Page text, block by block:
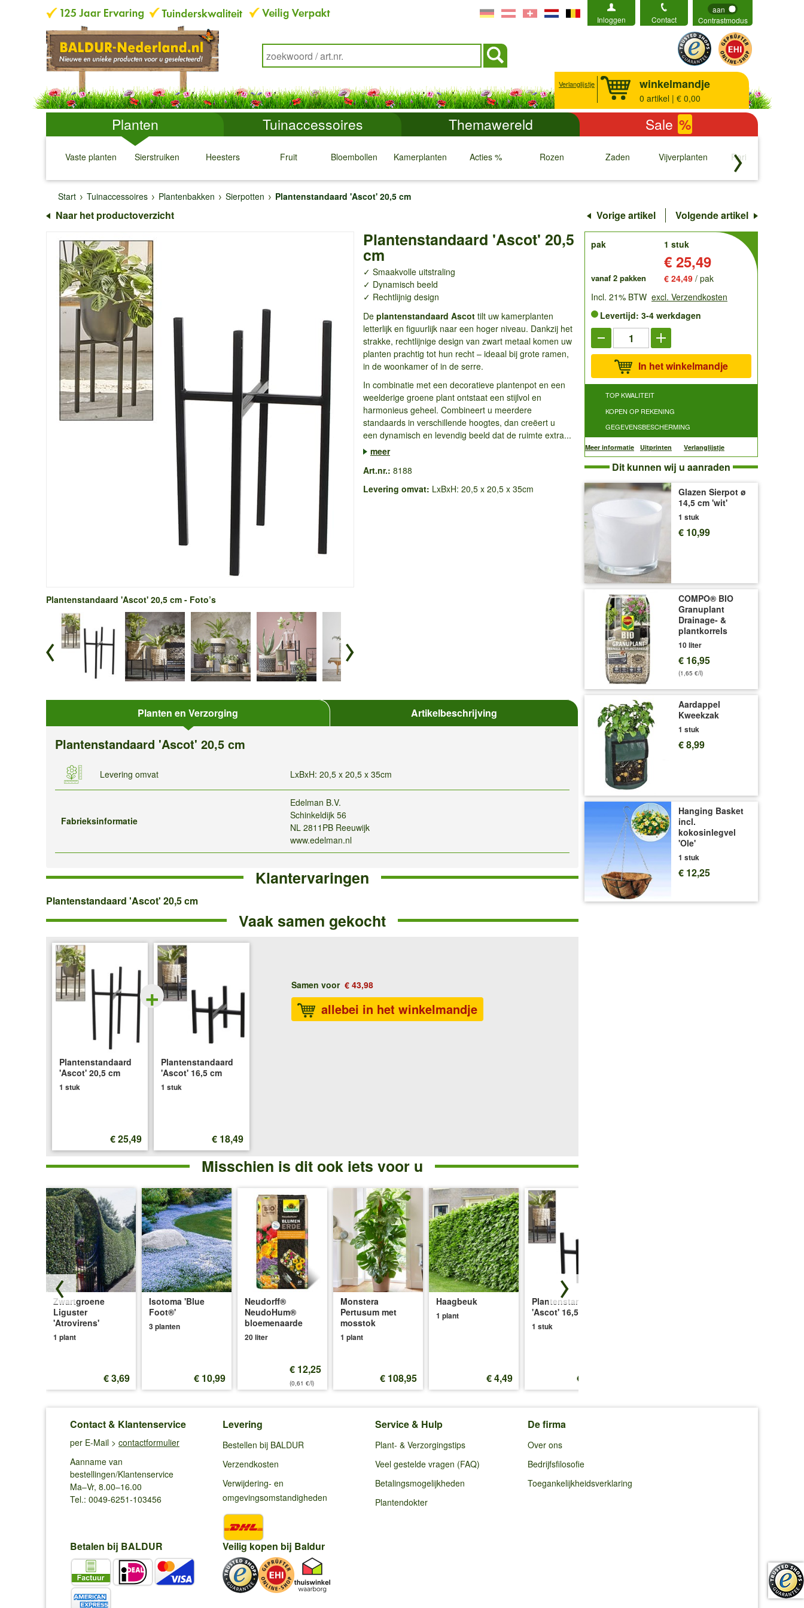
Inloggen Contact
aan
Contrastmodus
Verlanglijstje winkelmandje
0 artikel | € 0,00
Planten Tuinaccessoires Themawereld Sale %
Vaste planten
↓
Sierstruiken
↓
Heesters
↓
Fruit
↓
Bloembollen
↓
Kamerplanten
↓
Acties %
↓
Rozen
↓
Zaden
↓
Vijverplanten
↓
Rariteiten
↓
Start
Tuinaccessoires Plantenbakken Sierpotten Plantenstandaard 'Ascot' 20,5 cm
Naar het productoverzicht Vorige artikel Volgende artikel
Plantenstandaard 'Ascot' 20,5
cm
✓ Smaakvolle uitstraling
✓ Dynamisch beeld
✓ Rechtlijnig design
De plantenstandaard Ascot tilt uw kamerplanten
letterlijk en figuurlijk naar een hoger niveau. Dankzij het
strakke, rechtlijnige design van zwart metaal komen uw
planten prachtig tot hun recht – ideaal bij grote ramen,
in de woonkamer of in de serre.
In combinatie met een decoratieve plantenpot en een
weelderige groene plant ontstaat een stijlvol en
harmonieus geheel. Combineert u meerdere
standaards in verschillende hoogtes, dan creëert u
een dynamisch en levendig beeld dat de ruimte extra...
meer
Art.nr.: 8188
Levering omvat: LxBxH: 20,5 x 20,5 x 35cm
Plantenstandaard 'Ascot' 20,5 cm - Foto’s
Planten en Verzorging Artikelbeschrijving
Plantenstandaard 'Ascot' 20,5 cm
Levering omvat LxBxH: 20,5 x 20,5 x 35cm
Fabrieksinformatie
Edelman B.V.
Schinkeldijk 56
NL 2811PB Reeuwijk
www.edelman.nl
Klantervaringen
Plantenstandaard
cm
Plantenstandaard 'Ascot' 20,5 cm
Vaak samen gekocht
Plantenstandaard
'Ascot' 20,5 cm
1 stuk
€ 25,49
+
Plantenstandaard
'Ascot' 16,5 cm
1 stuk
€ 18,49
Samen voor € 43,98
allebei in het winkelmandje
Misschien is dit ook iets voor u
Zwartgroene
Liguster
'Atrovirens'
1 plant
€ 3,69
Isotoma 'Blue
Foot®'
3 planten
€ 10,99
Neudorff®
NeudoHum®
bloemenaarde
20 liter
€ 12,25
(0,61 €/l)
Monstera
Pertusum met
mosstok
1 plant
€ 108,95
Haagbeuk
1 plant
€ 4,49
Plantenstandaard
'Ascot' 16,5 cm
1 stuk
€ 18,49
order
pak
1 stuk
€ 25,49
vanaf 2 pakken € 24,49 / pak
Incl. 21% BTW excl. Verzendkosten
Levertijd: 3-4 werkdagen
In het winkelmandje
TOP KWALITEIT
KOPEN OP REKENING
GEGEVENSBESCHERMING
Meer informatie Uitprinten Verlanglijstje
Dit kunnen wij u aanraden
Glazen Sierpot ø
14,5 cm 'wit'
1 stuk
€ 10,99
COMPO® BIO
Granuplant
Drainage- &
plantkorrels
10 liter
€ 16,95
(1,65 €/l)
Aardappel
Kweekzak
1 stuk
€ 8,99
Hanging Basket
incl.
kokosinlegvel
'Ole'
1 stuk
€ 12,25
Contact & Klantenservice
per E-Mail > contactformulier
Aanname van
bestellingen/Klantenservice
Ma–Vr, 8.00–16.00
Tel.: 0049-6251-103456
Levering
Bestellen bij BALDUR
Verzendkosten
Verwijdering- en
omgevingsomstandigheden
Service & Hulp
Plant- & Verzorgingstips
Veel gestelde vragen (FAQ)
Betalingsmogelijkheden
Plantendokter
De firma
Over ons
Bedrijfsfilosofie
Toegankelijkheidsverklaring
Betalen bij BALDUR Veilig kopen bij Baldur